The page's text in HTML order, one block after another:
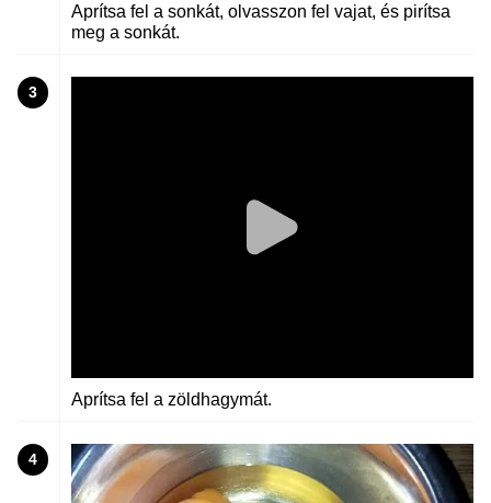
Aprítsa fel a sonkát, olvasszon fel vajat, és pirítsa
meg a sonkát.
3
Aprítsa fel a zöldhagymát.
4